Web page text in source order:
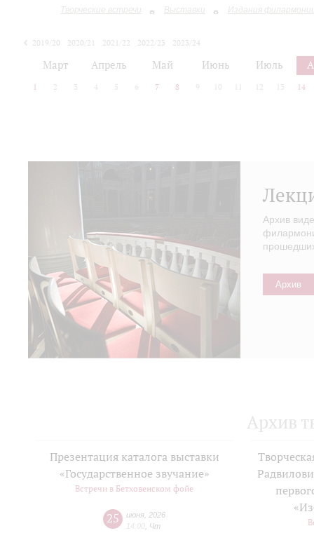
Творческие встречи Выставки Издания
2019/20 2020/21 2021/22 2022/23
2023/24
Март Апрель Май Июнь Июль
1 2 3 4 5 6 7 8 9 10 12 13 14
Архив
Архив
Архив
Презентация каталога выставки
«Государственное звучание»
Встречи в Бетховенском фойе
25 июня 2026
14:00 Чт